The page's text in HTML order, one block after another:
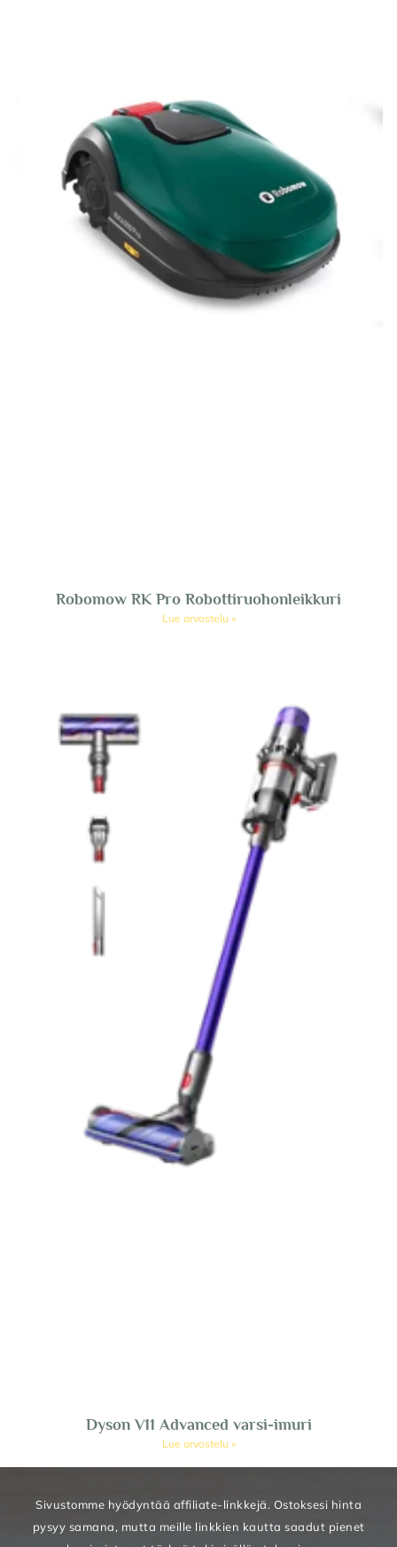
Robomow RK Pro Robottiruohonleikkuri
Lue arvostelu »
Dyson V11 Advanced varsi-imuri
Lue arvostelu »
Sivustomme hyödyntää affiliate-linkkejä. Ostoksesi hinta
pysyy samana, mutta meille linkkien kautta saadut pienet